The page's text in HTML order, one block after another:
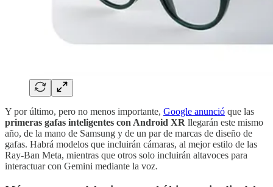
Y por último, pero no menos importante, Google anunció que las
primeras gafas inteligentes con Android XR llegarán este mismo
año, de la mano de Samsung y de un par de marcas de diseño de
gafas. Habrá modelos que incluirán cámaras, al mejor estilo de las
Ray-Ban Meta, mientras que otros solo incluirán altavoces para
interactuar con Gemini mediante la voz.